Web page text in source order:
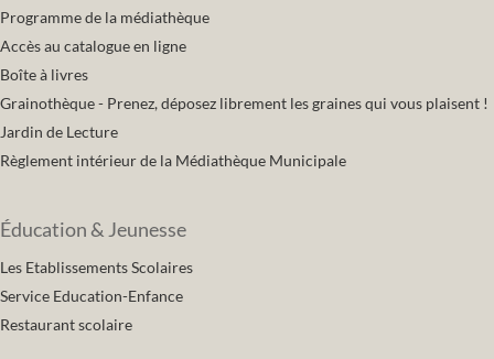
Programme de la médiathèque
Accès au catalogue en ligne
Boîte à livres
Grainothèque - Prenez, déposez librement les graines qui vous plaisent !
Jardin de Lecture
Règlement intérieur de la Médiathèque Municipale
Éducation & Jeunesse
Les Etablissements Scolaires
Service Education-Enfance
Restaurant scolaire